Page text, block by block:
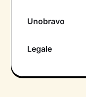
Unobravo
Psicologo in chat
Legale